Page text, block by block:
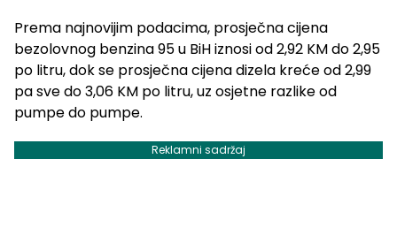
Prema najnovijim podacima, prosječna cijena
bezolovnog benzina 95 u BiH iznosi od 2,92 KM do 2,95
po litru, dok se prosječna cijena dizela kreće od 2,99
pa sve do 3,06 KM po litru, uz osjetne razlike od
pumpe do pumpe.
Reklamni sadržaj